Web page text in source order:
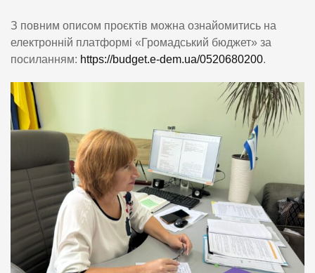
З повним описом проєктів можна ознайомитись на
електронній платформі «Громадський бюджет» за
посиланням: https://budget.e-dem.ua/0520680200.